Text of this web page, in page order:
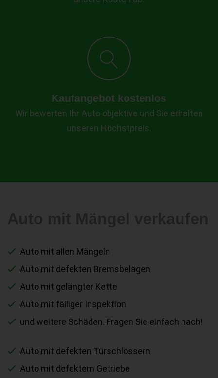
Kaufangebot kostenlos
Wir bewerten Ihr Auto objektive und Sie erhalten
unseren Höchstpreis.
Auto mit allen Mängeln
Auto mit defekten Bremsbelägen
Auto mit gelängter Kette
Auto mit fälliger Inspektion
und weitere Schäden. Fragen Sie einfach nach!
Auto mit defekten Türschlössern
Auto mit defektem Getriebe